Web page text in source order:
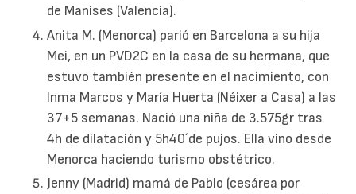
de Manises (Valencia).
Anita M. (Menorca) parió en Barcelona a su hija
Mei, en un PVD2C en la casa de su hermana, que
estuvo también presente en el nacimiento, con
Inma Marcos y María Huerta (Néixer a Casa) a las
37+5 semanas. Nació una niña de 3.575gr tras
4h de dilatación y 5h40´de pujos. Ella vino desde
Menorca haciendo turismo obstétrico.
Jenny (Madrid) mamá de Pablo (cesárea por